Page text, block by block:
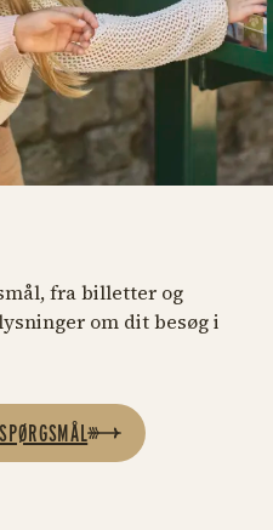
fra billetter og
om dit besøg i